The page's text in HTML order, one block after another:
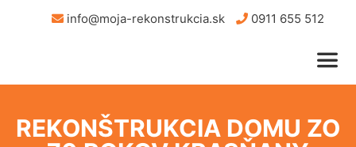
info@moja-rekonstrukcia.sk 0911 655 512
REKONŠTRUKCIA DOMU ZO